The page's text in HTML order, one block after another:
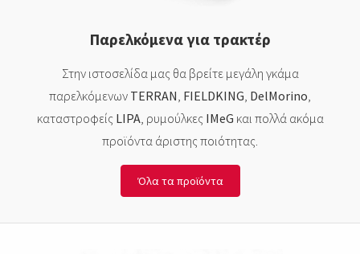
Παρελκόμενα για τρακτέρ
Στην ιστοσελίδα μας θα βρείτε μεγάλη γκάμα
παρελκόμενων TERRAN, FIELDKING, DelMorino,
καταστροφείς LIPA, ρυμούλκες IMeG και πολλά ακόμα
προϊόντα άριστης ποιότητας.
Όλα τα προϊόντα